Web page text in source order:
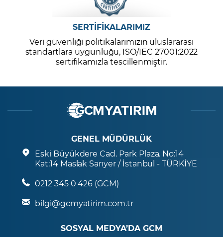
SERTİFİKALARIMIZ
Veri güvenliği politikalarımızın uluslararası
standartlara uygunluğu, ISO/IEC 27001:2022
sertifikamızla tescillenmiştir.
GENEL MÜDÜRLÜK
Eski Büyükdere Cad. Park Plaza. No:14
Kat:14 Maslak Sarıyer / İstanbul - TÜRKİYE
0212 345 0 426 (GCM)
bilgi@gcmyatirim.com.tr
SOSYAL MEDYA’DA GCM